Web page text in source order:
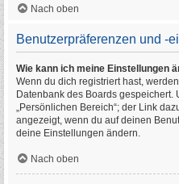
Nach oben
Benutzerpräferenzen und -
Wie kann ich meine Einstellungen
Wenn du dich registriert hast,
Datenbank des Boards gespeichert.
„Persönlichen Bereich“; der Link
angezeigt, wenn du auf deinen
deine Einstellungen ändern.
Nach oben